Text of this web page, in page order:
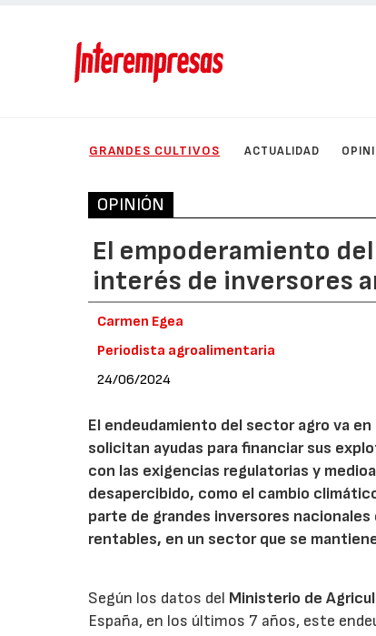
GRANDES CULTIVOS ACTUALIDAD
OPINIÓN
El empoderamiento
interés de inversores
Carmen Egea
Periodista agroalimentaria
24/06/2024
El endeudamiento del sector agro va
solicitan ayudas para financiar sus
con las exigencias regulatorias y
desapercibido, como el cambio
parte de grandes inversores
rentables, en un sector que se
Según los datos del Ministerio de
España, en los últimos 7 años, este